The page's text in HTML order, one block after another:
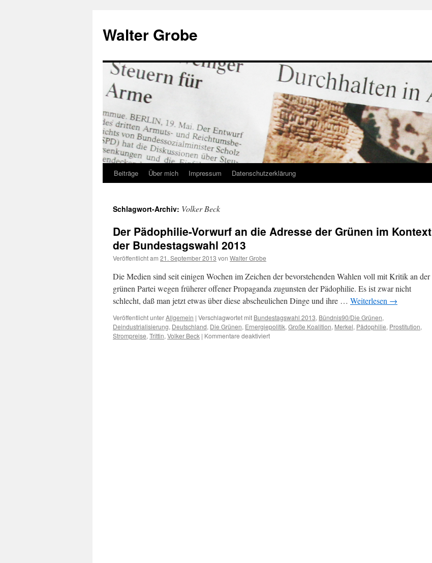
springen
Walter Grobe
Beiträge Über mich Impressum Datenschutzerklärung
Schlagwort-Archiv: Volker Beck
Der Pädophilie-Vorwurf an die Adresse der Grünen im Kontext
der Bundestagswahl 2013
Veröffentlicht am 21. September 2013 von Walter Grobe
Die Medien sind seit einigen Wochen im Zeichen der bevorstehenden Wahlen voll mit Kritik an der
grünen Partei wegen früherer offener Propaganda zugunsten der Pädophilie. Es ist zwar nicht
schlecht, daß man jetzt etwas über diese abscheulichen Dinge und ihre … Weiterlesen →
Veröffentlicht unterAllgemein | Verschlagwortet mit Bundestagswahl 2013, Bündnis90/Die Grünen,
Deindustrialisierung, Deutschland, Die Grünen, Ernergiepolitik, Große Koalition, Merkel, Pädophilie, Prostitution,
Strompreise, Trittin, Volker Beck | Kommentare deaktiviertfür